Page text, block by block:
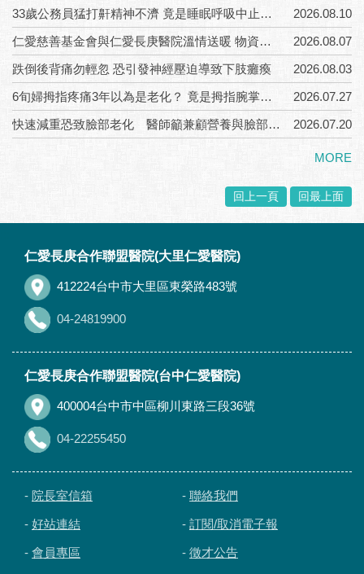
33歲公務員猛打鼾精神不濟 竟是睡眠呼吸中止症上身
2026.08.10
仁愛慈善基金會與仁愛長庚醫院溫情送暖 物資結合ICOPE六力評估守護長者健康
2026.08.07
跌倒後背痛勿輕忽 恐引發神經壓迫導致下肢癱瘓
2026.08.03
6旬婦拇指疼痛3年以為是老化？ 竟是拇指腕掌關節炎
2026.07.27
快速減重恐致臉部老化 醫師籲兼顧營養與臉部支撐重建
2026.07.20
MORE
回上一頁 回最上面
仁愛長庚合作聯盟醫院(大里仁愛醫院)
412224台中市大里區東榮路483號
04-24819900
仁愛長庚合作聯盟醫院(台中仁愛醫院)
400004台中市中區柳川東路三段36號
04-22255450
- 院長室信箱 - 聯絡我們
- 好站連結 - 訂閱/取消電子報
- 會員專區 - 徵才公告